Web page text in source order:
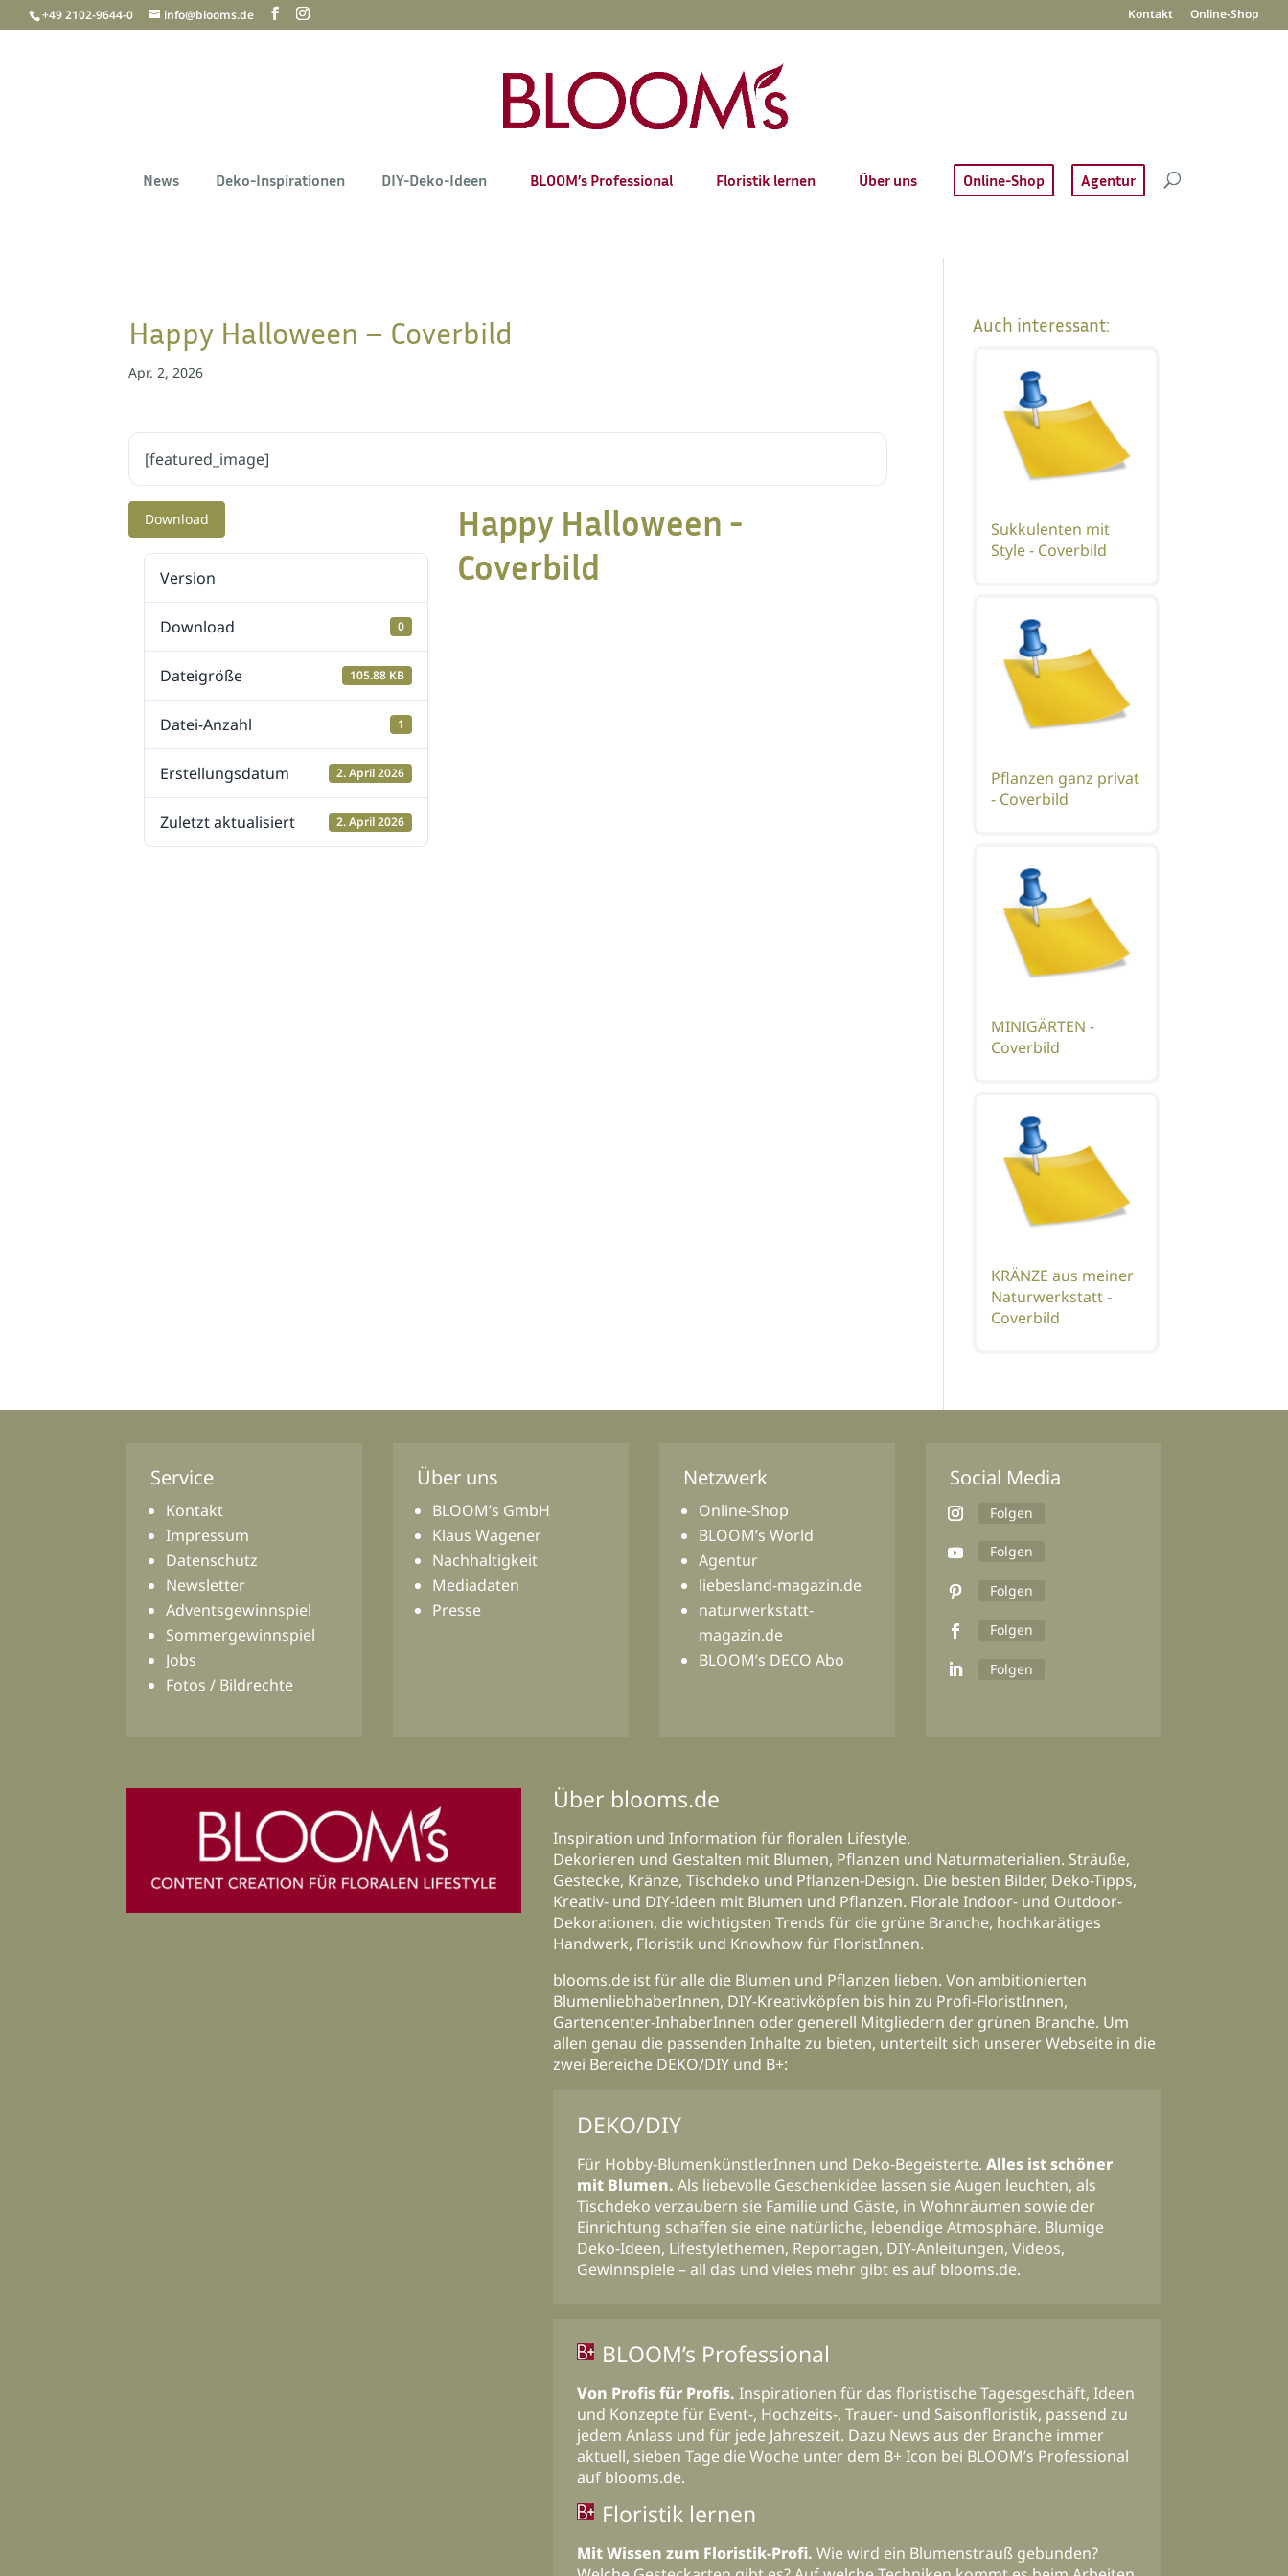
+49 2102-9644-0 info@blooms.de Kontakt Online-Shop
News Deko-Inspirationen DIY-Deko-Ideen BLOOM’s Professional Floristik lernen Über uns Online-Shop Agentur
Happy Halloween – Coverbild
Apr. 2, 2026
[featured_image]
Download
Version
Download 0
Dateigröße 105.88 KB
Datei-Anzahl 1
Erstellungsdatum 2. April 2026
Zuletzt aktualisiert 2. April 2026
Happy Halloween -
Coverbild
Auch interessant:
Sukkulenten mit
Style - Coverbild
Pflanzen ganz privat
- Coverbild
MINIGÄRTEN -
Coverbild
KRÄNZE aus meiner
Naturwerkstatt -
Coverbild
Service
Kontakt
Impressum
Datenschutz
Newsletter
Adventsgewinnspiel
Sommergewinnspiel
Jobs
Fotos / Bildrechte
Über uns
BLOOM’s GmbH
Klaus Wagener
Nachhaltigkeit
Mediadaten
Presse
Netzwerk
Online-Shop
BLOOM’s World
Agentur
liebesland-magazin.de
naturwerkstatt-
magazin.de
BLOOM’s DECO Abo
Social Media
Folgen
Folgen
Folgen
Folgen
Folgen
Über blooms.de
Inspiration und Information für floralen Lifestyle.
Dekorieren und Gestalten mit Blumen, Pflanzen und Naturmaterialien. Sträuße,
Gestecke, Kränze, Tischdeko und Pflanzen-Design. Die besten Bilder, Deko-Tipps,
Kreativ- und DIY-Ideen mit Blumen und Pflanzen. Florale Indoor- und Outdoor-
Dekorationen, die wichtigsten Trends für die grüne Branche, hochkarätiges
Handwerk, Floristik und Knowhow für FloristInnen.
blooms.de ist für alle die Blumen und Pflanzen lieben. Von ambitionierten
BlumenliebhaberInnen, DIY-Kreativköpfen bis hin zu Profi-FloristInnen,
Gartencenter-InhaberInnen oder generell Mitgliedern der grünen Branche. Um
allen genau die passenden Inhalte zu bieten, unterteilt sich unserer Webseite in die
zwei Bereiche DEKO/DIY und B+:
DEKO/DIY
Für Hobby-BlumenkünstlerInnen und Deko-Begeisterte. Alles ist schöner
mit Blumen. Als liebevolle Geschenkidee lassen sie Augen leuchten, als
Tischdeko verzaubern sie Familie und Gäste, in Wohnräumen sowie der
Einrichtung schaffen sie eine natürliche, lebendige Atmosphäre. Blumige
Deko-Ideen, Lifestylethemen, Reportagen, DIY-Anleitungen, Videos,
Gewinnspiele – all das und vieles mehr gibt es auf blooms.de.
BLOOM’s Professional
Von Profis für Profis. Inspirationen für das floristische Tagesgeschäft, Ideen
und Konzepte für Event-, Hochzeits-, Trauer- und Saisonfloristik, passend zu
jedem Anlass und für jede Jahreszeit. Dazu News aus der Branche immer
aktuell, sieben Tage die Woche unter dem B+ Icon bei BLOOM’s Professional
auf blooms.de.
Floristik lernen
Mit Wissen zum Floristik-Profi. Wie wird ein Blumenstrauß gebunden?